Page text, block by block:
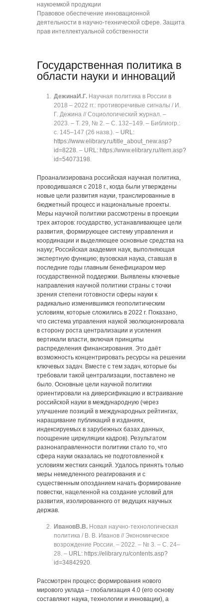
наукоемкой продукции
Правовое обеспечение инновационной
деятельности в научно-технической сфере. Защита
прав интеллектуальной собственности
Государственная политика в
области науки и инноваций
ДежинаИ.Г. Научная политика в России в
2018 ‒ 2022 гг.: противоречивые сигналы / И.
Г. Дежина // Социологический журнал. ‒
2023. ‒ Т. 29, № 2. ‒ C. 132‒149. ‒ Библиогр.:
с. 145‒147 (26 назв.). ‒ URL:
https://www.elibrary.ru/title_about_new.asp?
id=8228. ‒ URL: https://www.elibrary.ru/item.asp?
id=54073198.
Проанализирована российская научная политика,
проводившаяся с 2018 г., когда были утверждены
новые цели развития науки, транслированные в
бюджетный процесс и национальные проекты.
Меры научной политики рассмотрены в проекции
трех акторов: государство, устанавливающее цели
развития, формирующее систему управления и
координации и выделяющее основные средства на
науку; Российская академия наук, выполняющая
экспертную функцию; вузовская наука, ставшая в
последние годы главным бенефициаром мер
государственной поддержки. Выявлены ключевые
направления научной политики страны с точки
зрения степени готовности сферы науки к
радикально изменившимся геополитическим
условиям, которые сложились в 2022 г. Показано,
что система управления наукой эволюционировала
в сторону роста централизации и усиления
вертикали власти, включая принципы
распределения финансирования. Это даёт
возможность концентрировать ресурсы на решении
ключевых задач. Вместе с тем задач, которые бы
требовали такой централизации, поставлено не
было. Основные цели научной политики
ориентировали на диверсификацию и встраивание
российской науки в международную (через
улучшение позиций в международных рейтингах,
наращивание публикаций в изданиях,
индексируемых в зарубежных базах данных,
поощрение циркуляции кадров). Результатом
разнонаправленности политики стало то, что
сфера науки оказалась не подготовленной к
условиям жестких санкций. Удалось принять только
меры немедленного реагирования и с
существенным опозданием начать формирование
повестки, нацеленной на создание условий для
развития, изолированного от ведущих научных
держав.
ИвановВ.В. Новая научно-технологическая
политика / В. В. Иванов // Экономическое
возрождение России. ‒ 2022. ‒ № 3. ‒ C. 24‒
28. ‒ URL: https://elibrary.ru/contents.asp?
id=34842920.
Рассмотрен процесс формирования нового
мирового уклада ‒ глобализация 4.0 (его основу
составляют наука, технологии и инновации), а